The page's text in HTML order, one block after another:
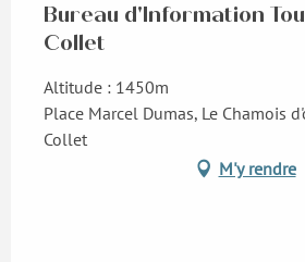
Bureau d'Information
Collet
Altitude : 1450m
Place Marcel Dumas, Le Chamois
Collet
M'y rendre